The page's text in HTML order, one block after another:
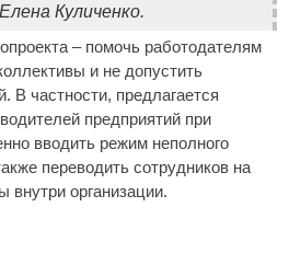
Куличенко.
– помочь работодателям
и не допустить
В частности, предлагается
предприятий при
вводить режим неполного
переводить сотрудников на
внутри организации.